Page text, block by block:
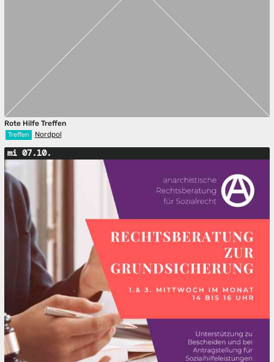
Rote Hilfe Treffen
Treffen Nordpol
mi 07.10.